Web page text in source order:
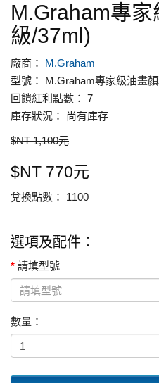
M.Graham專
級/37ml)
廠商： M.Graham
型號： M.Graham專家級油畫
回饋紅利點數： 7
庫存狀況： 尚有庫存
$NT 1,100元
$NT 770元
兌換點數： 1100
選項及配件：
請填型號
數量：